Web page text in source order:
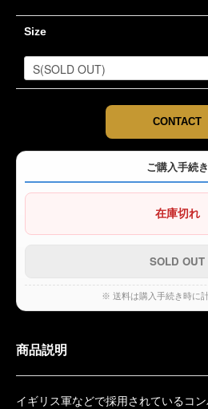
Size
CONTACT
ご購入手続き
在庫切れ
※ 送料は購入手続き時に
商品説明
イギリス軍などで採用されているコ